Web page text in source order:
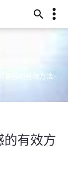
奏感的有效方法
的有效方